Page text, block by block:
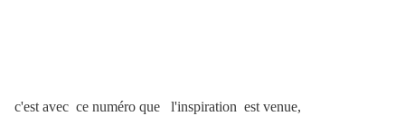
c'est avec ce numéro que l'inspiration est venue,